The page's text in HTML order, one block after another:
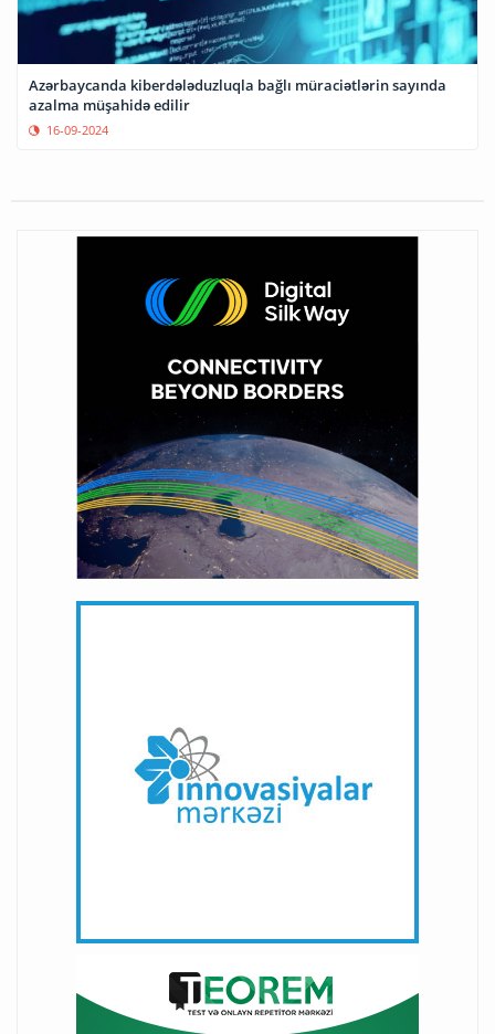
Azərbaycanda kiberdələduzluqla bağlı müraciətlərin sayında
azalma müşahidə edilir
16-09-2024